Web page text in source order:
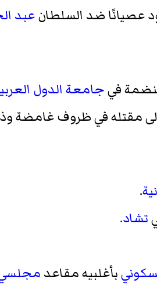
عصيانًا ضد السلطانعبد
فيجامعة الدول
مقتله في ظروف غامضة
.
تشاد.
بأغلبيه مقاعد